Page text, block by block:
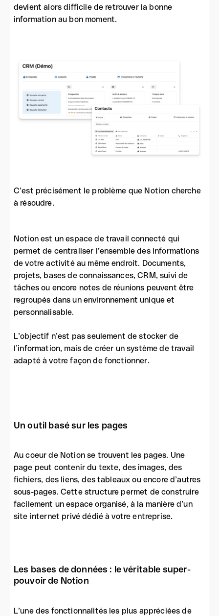
devient alors difficile de retrouver la bonne
information au bon moment.
C’est précisément le problème que Notion cherche
à résoudre.
Notion est un espace de travail connecté qui
permet de centraliser l’ensemble des informations
de votre activité au même endroit. Documents,
projets, bases de connaissances, CRM, suivi de
tâches ou encore notes de réunions peuvent être
regroupés dans un environnement unique et
personnalisable.
L’objectif n’est pas seulement de stocker de
l’information, mais de créer un système de travail
adapté à votre façon de fonctionner.
Un outil basé sur les pages
Au coeur de Notion se trouvent les pages. Une
page peut contenir du texte, des images, des
fichiers, des liens, des tableaux ou encore d’autres
sous-pages. Cette structure permet de construire
facilement un espace organisé, à la manière d’un
site internet privé dédié à votre entreprise.
Les bases de données : le véritable super-
pouvoir de Notion
L’une des fonctionnalités les plus appréciées de